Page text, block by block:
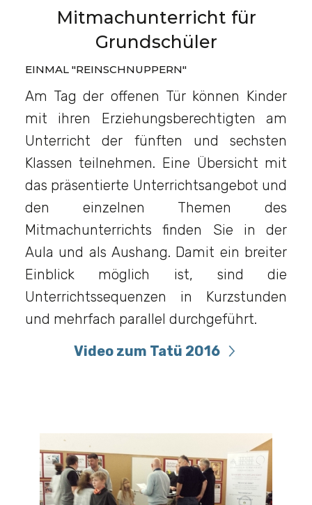
Mitmachunterricht für
Grundschüler
EINMAL "REINSCHNUPPERN"
Am Tag der offenen Tür können Kinder
mit ihren Erziehungsberechtigten am
Unterricht der fünften und sechsten
Klassen teilnehmen. Eine Übersicht mit
das präsentierte Unterrichtsangebot und
den einzelnen Themen des
Mitmachunterrichts finden Sie in der
Aula und als Aushang. Damit ein breiter
Einblick möglich ist, sind die
Unterrichtssequenzen in Kurzstunden
und mehrfach parallel durchgeführt.
Video zum Tatü 2016